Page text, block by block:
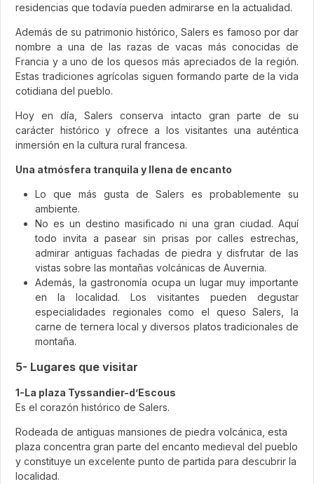
residencias que todavía pueden admirarse en la actualidad.
Además de su patrimonio histórico, Salers es famoso por dar
nombre a una de las razas de vacas más conocidas de
Francia y a uno de los quesos más apreciados de la región.
Estas tradiciones agrícolas siguen formando parte de la vida
cotidiana del pueblo.
Hoy en día, Salers conserva intacto gran parte de su
carácter histórico y ofrece a los visitantes una auténtica
inmersión en la cultura rural francesa.
Una atmósfera tranquila y llena de encanto
Lo que más gusta de Salers es probablemente su
ambiente.
No es un destino masificado ni una gran ciudad. Aquí
todo invita a pasear sin prisas por calles estrechas,
admirar antiguas fachadas de piedra y disfrutar de las
vistas sobre las montañas volcánicas de Auvernia.
Además, la gastronomía ocupa un lugar muy importante
en la localidad. Los visitantes pueden degustar
especialidades regionales como el queso Salers, la
carne de ternera local y diversos platos tradicionales de
montaña.
5- Lugares que visitar
1-La plaza Tyssandier-d’Escous
Es el corazón histórico de Salers.
Rodeada de antiguas mansiones de piedra volcánica, esta
plaza concentra gran parte del encanto medieval del pueblo
y constituye un excelente punto de partida para descubrir la
localidad.